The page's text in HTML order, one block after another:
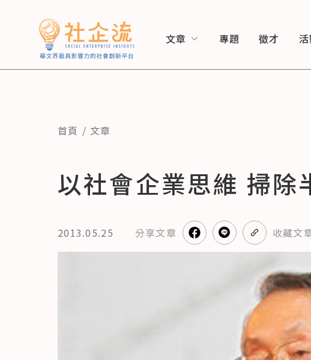
文章 專題 徵才
首頁 文章
以社會企業思維 掃除
2013.05.25 分享文章 收藏文